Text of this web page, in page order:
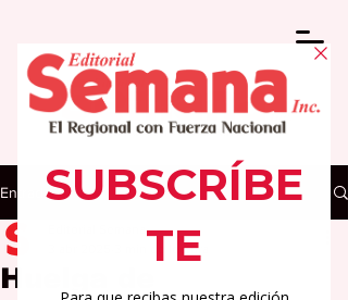
Entrada
Huelga de
3 min de lectura